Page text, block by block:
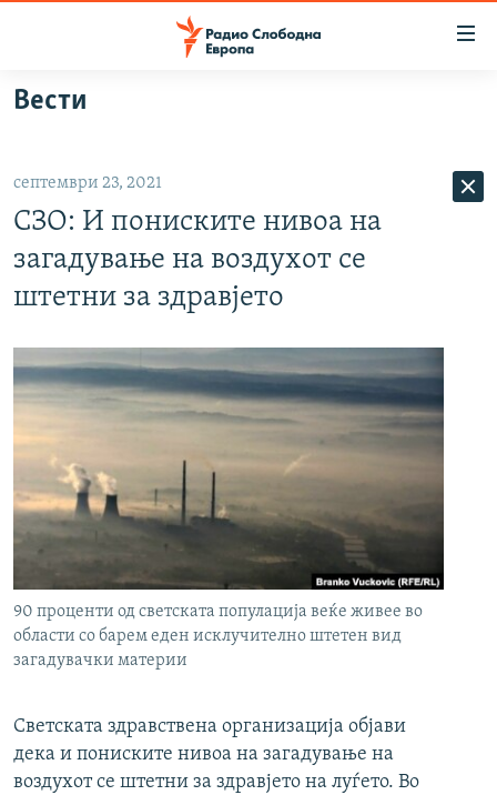
Оди
на
главната
навигација
на
ВИЗУЕЛНО
ШТО ТРЕБА ДА ЗНАЕТЕ
ПРИЈАВИ СЕ ЗА ЊУЗЛЕТЕР
ПОДКАСТ ЗОШТО?
РСЕ веб страници
Вести
септември 23, 2021
СЗО: И пониските нивоа на
загадување на воздухот се
штетни за здравјето
90 проценти од светската популација веќе живее во
области со барем еден исклучително штетен вид
загадувачки материи
Светската здравствена организација објави
дека и пониските нивоа на загадување на
воздухот се штетни за здравјето на луѓето. Во